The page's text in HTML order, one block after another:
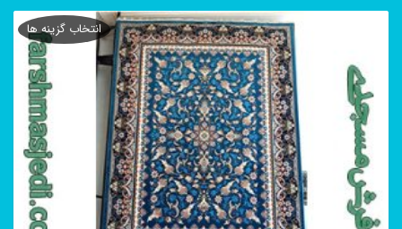
محصول
مختلفی
باشد.
گزینه
ها
انتخاب گزینه ها